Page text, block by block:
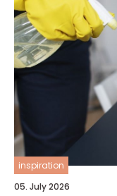
inspiration
05. July 2026